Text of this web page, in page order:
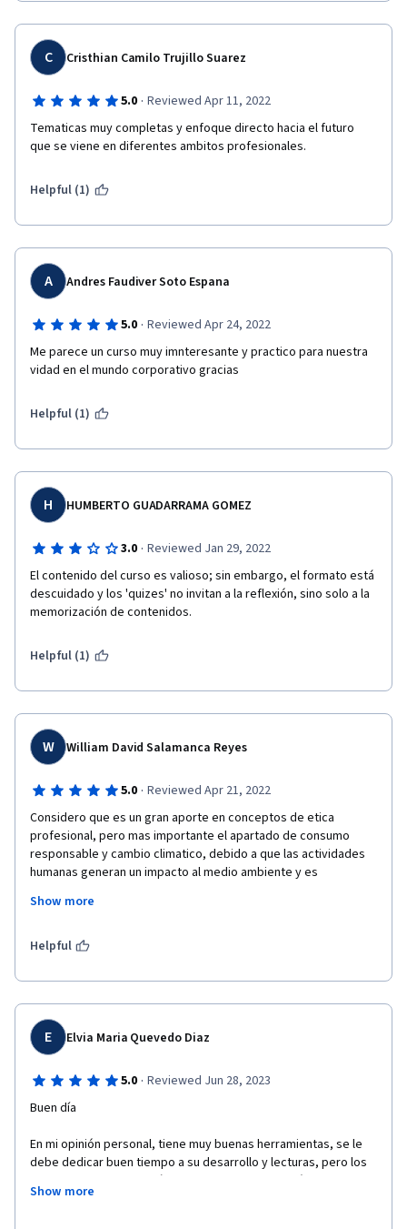
C Cristhian Camilo Trujillo Suarez
5.0 · Reviewed Apr 11, 2022
Tematicas muy completas y enfoque directo hacia el futuro
que se viene en diferentes ambitos profesionales.
Helpful (1)
A Andres Faudiver Soto Espana
5.0 · Reviewed Apr 24, 2022
Me parece un curso muy imnteresante y practico para nuestra
vidad en el mundo corporativo gracias
Helpful (1)
H HUMBERTO GUADARRAMA GOMEZ
3.0 · Reviewed Jan 29, 2022
El contenido del curso es valioso; sin embargo, el formato está
descuidado y los 'quizes' no invitan a la reflexión, sino solo a la
memorización de contenidos.
Helpful (1)
W William David Salamanca Reyes
5.0 · Reviewed Apr 21, 2022
Considero que es un gran aporte en conceptos de etica
profesional, pero mas importante el apartado de consumo
responsable y cambio climatico, debido a que las actividades
humanas generan un impacto al medio ambiente y es
entorno. Por otro lado asi mismo incentivar a los demas al
conocimiento de los conceptos fundamentales de
Show more
Helpful
E Elvia Maria Quevedo Diaz
5.0 · Reviewed Jun 28, 2023
Buen día
En mi opinión personal, tiene muy buenas herramientas, se le
debe dedicar buen tiempo a su desarrollo y lecturas, pero los
videos son en su mayoría cortos, las lecturas están muy bien
relacionadas a las temáticas de cada semana y espacio.  A
Show more